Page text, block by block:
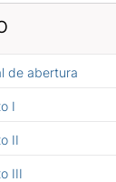
de abertura
I
II
III